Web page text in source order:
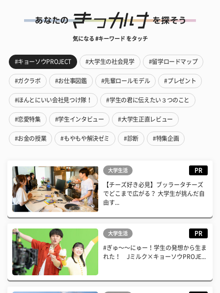
気になる #キーワード をタッチ
#キョーソウPROJECT #大学生の社会見学 #留学ロードマップ
#ガクラボ #お仕事図鑑 #先輩ロールモデル #プレゼント
#ほんとにいい会社見つけ隊！ #学生の君に伝えたい３つのこと
#恋愛特集 #学生インタビュー #大学生正直レビュー
#お金の授業 #もやもや解決ゼミ #診断 #特集企画
大学生活 PR
【チーズ好き必見】ブッラータチーズ
でどこまで広がる？ 大学生が挑んだ自
由す...
大学生活 PR
#ぎゅ〜〜にゅー！学生の発想から生ま
れた！ Jミルク×キョーソウPROJE...